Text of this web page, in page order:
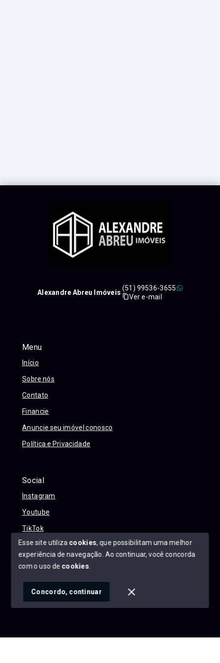
Menu
Início
Sobre nós
Contato
Financie
Anuncie seu imóvel conosco
Política e Privacidade
Social
Instagram
Youtube
TikTok
© Copyright 2026 - Alexandre Abreu Imóveis - Todos os
SITE PARA IMOBILIARIA
Alexandre Abreu Imóveis
(51) 99536-3655
Ver e-mail
Esse site utiliza cookies, que possibilitam uma melhor
experiência de navegação. Ao continuar, você concorda
com o uso de cookies
Concordo, continuar